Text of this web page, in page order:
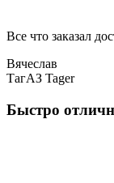
Все что заказал
Вячеслав
ТагАЗ Tager
Быстро